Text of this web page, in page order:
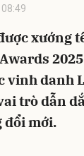
xướng
vinh danh
trò dẫn
đổi mới.